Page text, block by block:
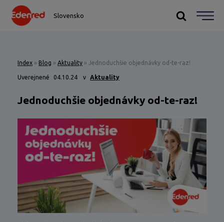
Slovensko
Index » Blog » Aktuality » Jednoduchšie objednávky od-te-raz!
Uverejnené 04.10.24 v Aktuality
Jednoduchšie objednávky od-te-raz!